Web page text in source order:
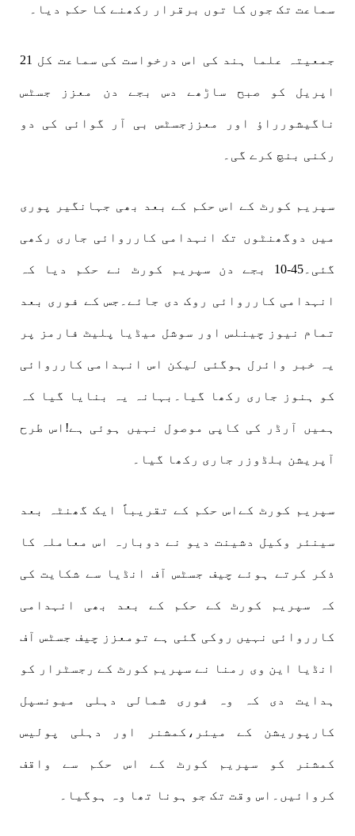
سماعت تک جوں کا توں برقرار رکھنے کا حکم دیا۔
جمعیتہ علما ہند کی اس درخواست کی سماعت کل 21
اپریل کو صبح ساڑھے دس بجے دن معزز جسٹس
ناگیشورراؤ اور معززجسٹس بی آر گوائی کی دو
رکنی بنچ کرے گی۔
سپریم کورٹ کے اس حکم کے بعد بھی جہانگیر پوری
میں دوگھنٹوں تک انہدامی کارروائی جاری رکھی
گئی۔45-10 بجے دن سپریم کورٹ نے حکم دیا کہ
انہدامی کارروائی روک دی جائے۔جس کے فوری بعد
تمام نیوز چینلس اور سوشل میڈیا پلیٹ فارمز پر
یہ خبر وائرل ہوگئی لیکن اس انہدامی کارروائی
کو ہنوز جاری رکھا گیا۔بہانہ یہ بنایا گیا کہ
ہمیں آرڈر کی کاپی موصول نہیں ہوئی ہے!اس طرح
آپریشن بلڈوزر جاری رکھا گیا۔
سپریم کورٹ کےاس حکم کے تقریباً ایک گھنٹہ بعد
سینئر وکیل دشینت دیو نے دوبارہ اس معاملہ کا
ذکر کرتے ہوئے چیف جسٹس آف انڈیا سے شکایت کی
کہ سپریم کورٹ کے حکم کے بعد بھی انہدامی
کارروائی نہیں روکی گئی ہے تومعزز چیف جسٹس آف
انڈیا این وی رمنا نے سپریم کورٹ کے رجسٹرار کو
ہدایت دی کہ وہ فوری شمالی دہلی میونسپل
کارپوریشن کے میئر،کمشنر اور دہلی پولیس
کمشنر کو سپریم کورٹ کے اس حکم سے واقف
کروائیں۔اس وقت تک جو ہونا تھا وہ ہوگیا۔